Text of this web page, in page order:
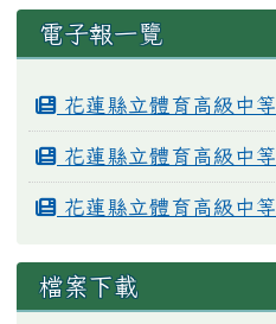
電子報一覽
花蓮縣立體育高級中
花蓮縣立體育高級中
花蓮縣立體育高級中
檔案下載